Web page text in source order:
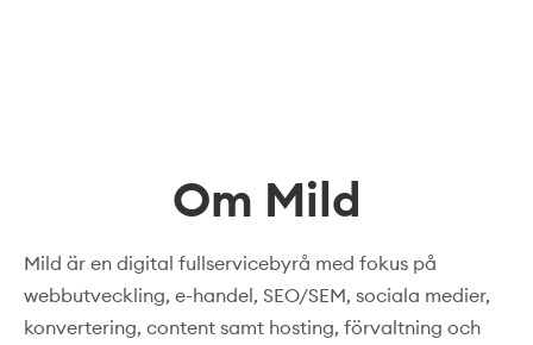
Om Mild
Mild är en digital fullservicebyrå med fokus på
webbutveckling, e-handel, SEO/SEM, sociala medier,
konvertering, content samt hosting, förvaltning och